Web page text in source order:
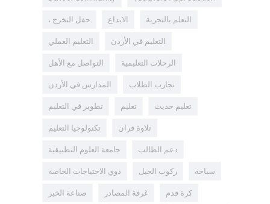
، حفل التخرج
الابداع
التعلم بالتجربة
التعليم العملي
التعليم في الأردن
التواصل مع الأهل
الرحلات التعليمية
المدارس في الأردن
تجارب الطلاب
تطوير في التعليم
تعليم
تعليم حديث
تكنولوجيا التعليم
تلاوة قران
جامعة العلوم التطبيقية
دعم الطالب
ذوي الاحتياجات الخاصة
ركوب الخيل
سباحة
صناعة الخبز
غرفة المصادر
كرة قدم